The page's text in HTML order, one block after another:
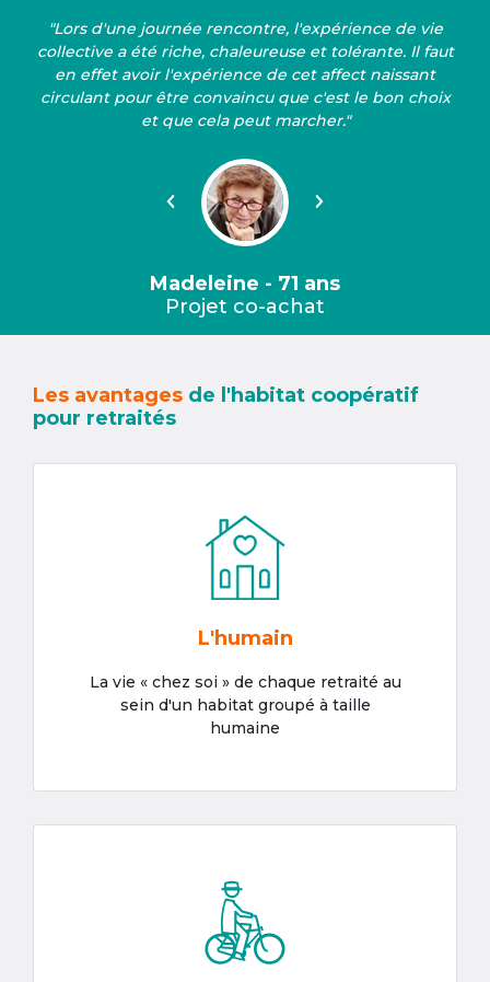
"Lors d'une journée rencontre, l'expérience de vie
collective a été riche, chaleureuse et tolérante. Il faut
en effet avoir l'expérience de cet affect naissant
circulant pour être convaincu que c'est le bon choix
et que cela peut marcher."
Précédent Suivant
Madeleine - 71 ans
Projet co-achat
Les avantages de l'habitat coopératif
pour retraités
L'humain
La vie « chez soi » de chaque retraité au
sein d'un habitat groupé à taille
humaine